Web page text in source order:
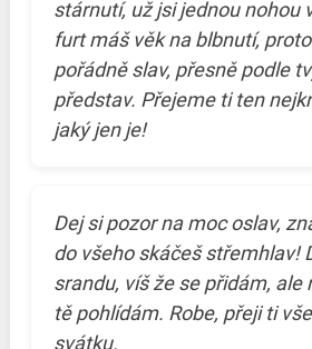
stárnutí, už jsi jednou nohou
furt máš věk na blbnutí,
pořádně slav, přesně podle
představ. Přejeme ti ten
jaký jen je!
Dej si pozor na moc oslav,
do všeho skáčeš střemhlav!
srandu, víš že se přidám, ale
tě pohlídám. Robe, přeji ti
svátku.